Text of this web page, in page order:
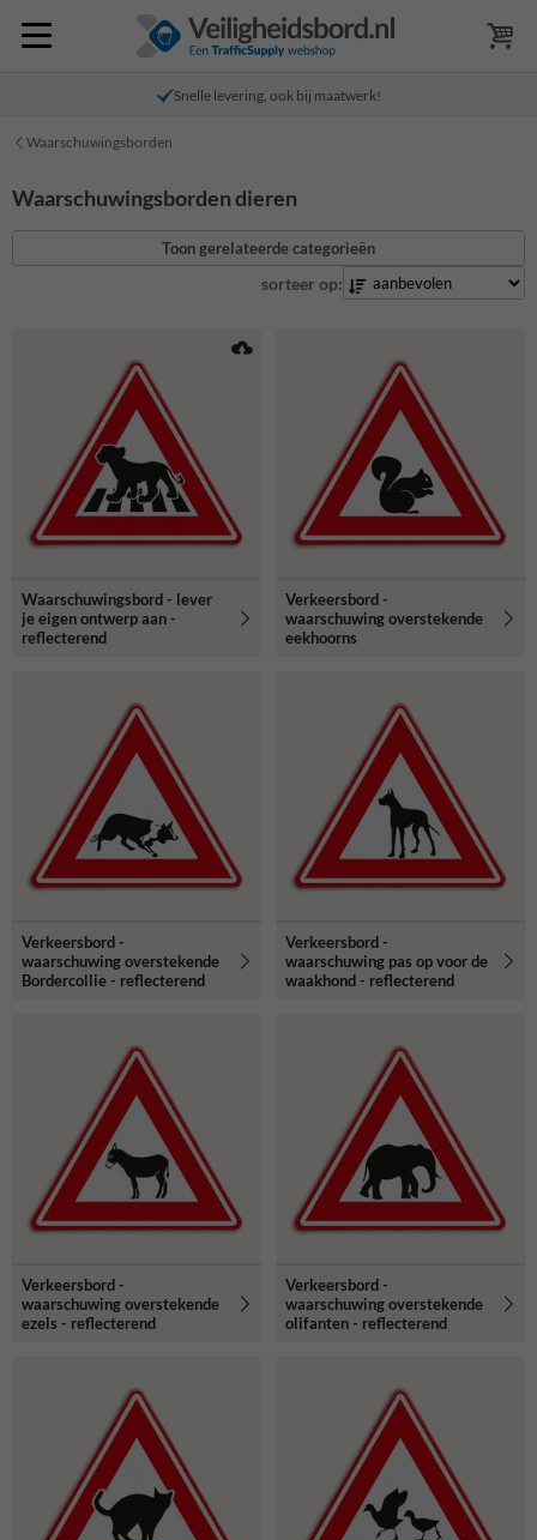
Snelle levering, ook bij maatwerk!
Waarschuwingsborden
Waarschuwingsborden dieren
Toon gerelateerde categorieën
sorteer op:
Waarschuwingsbord - lever
je eigen ontwerp aan -
reflecterend
Verkeersbord -
waarschuwing overstekende
eekhoorns
Verkeersbord -
waarschuwing overstekende
Bordercollie - reflecterend
Verkeersbord -
waarschuwing pas op voor de
waakhond - reflecterend
Verkeersbord -
waarschuwing overstekende
ezels - reflecterend
Verkeersbord -
waarschuwing overstekende
olifanten - reflecterend